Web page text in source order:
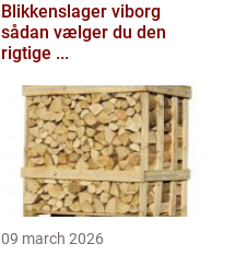
Blikkenslager viborg
sådan vælger du den
rigtige ...
09 march 2026